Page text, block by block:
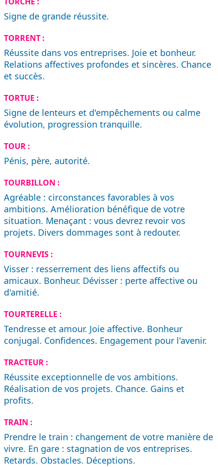
Signe de grande réussite.
TORRENT :
Réussite dans vos entreprises. Joie et bonheur.
Relations affectives profondes et sincères. Chance
et succès.
TORTUE :
Signe de lenteurs et d'empêchements ou calme
évolution, progression tranquille.
TOUR :
Pénis, père, autorité.
TOURBILLON :
Agréable : circonstances favorables à vos
ambitions. Amélioration bénéfique de votre
situation. Menaçant : vous devrez revoir vos
projets. Divers dommages sont à redouter.
TOURNEVIS :
Visser : resserrement des liens affectifs ou
amicaux. Bonheur. Dévisser : perte affective ou
d'amitié.
TOURTERELLE :
Tendresse et amour. Joie affective. Bonheur
conjugal. Confidences. Engagement pour l'avenir.
TRACTEUR :
Réussite exceptionnelle de vos ambitions.
Réalisation de vos projets. Chance. Gains et
profits.
TRAIN :
Prendre le train : changement de votre manière de
vivre. En gare : stagnation de vos entreprises.
Retards. Obstacles. Déceptions.